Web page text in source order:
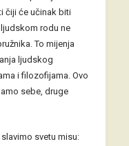
čiji će učinak biti
rodu ne
To mijenja
ljudskog
i filozofijama. Ovo
sebe, druge
svetu misu: